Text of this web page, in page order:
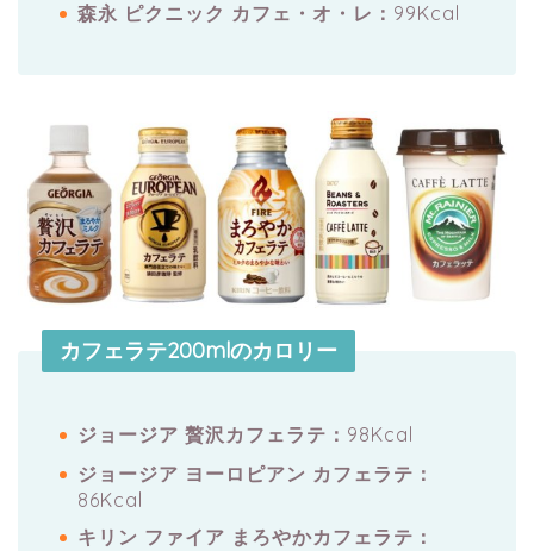
森永 ピクニック カフェ・オ・レ： 99Kcal
カフェラテ200mlのカロリー
ジョージア 贅沢カフェラテ： 98Kcal
ジョージア ヨーロピアン カフェラテ：
86Kcal
キリン ファイア まろやかカフェラテ：